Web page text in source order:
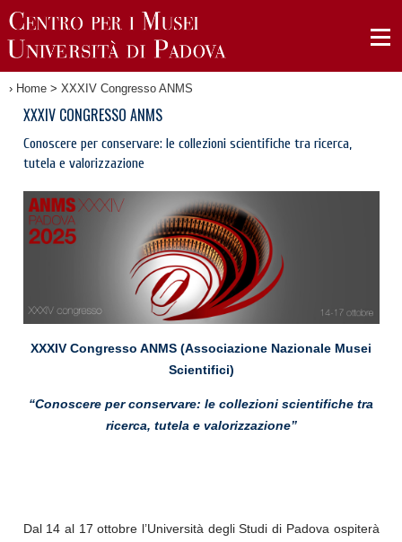
› Home > XXXIV Congresso ANMS
XXXIV CONGRESSO ANMS
Conoscere per conservare: le collezioni scientifiche tra ricerca,
tutela e valorizzazione
XXXIV Congresso ANMS (Associazione Nazionale Musei
Scientifici)
“Conoscere per conservare: le collezioni scientifiche tra
ricerca, tutela e valorizzazione”
Dal 14 al 17 ottobre l’Università degli Studi di Padova ospiterà